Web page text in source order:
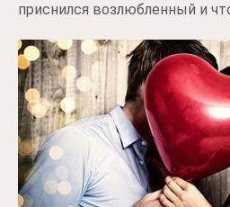
приснился возлюбленный и